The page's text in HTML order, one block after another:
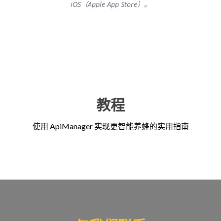
iOS（Apple App Store）。
教程
使用 ApiManager 实现更智能养蜂的实用指南